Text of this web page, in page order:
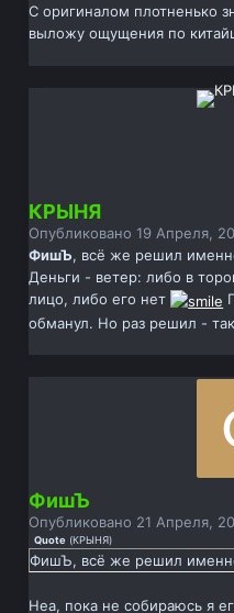
С оригиналом плотненько
выложу ощущения по
КРЫНЯ
Опубликовано19 Апреля,
ФишЪ, всё же решил
Деньги - ветер: либо в
лицо, либо его нет
обманул. Но раз решил -
ФишЪ
Опубликовано 21 Апреля,
Quote (КРЫНЯ)
ФишЪ, всё же решил
Неа, пока не собираюсь я